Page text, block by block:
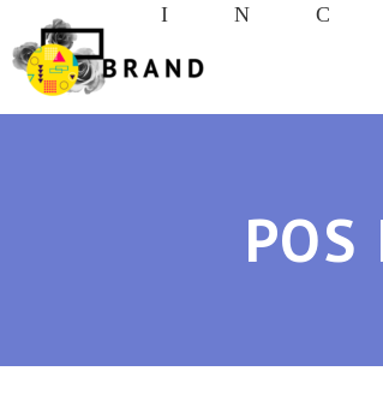
I N C